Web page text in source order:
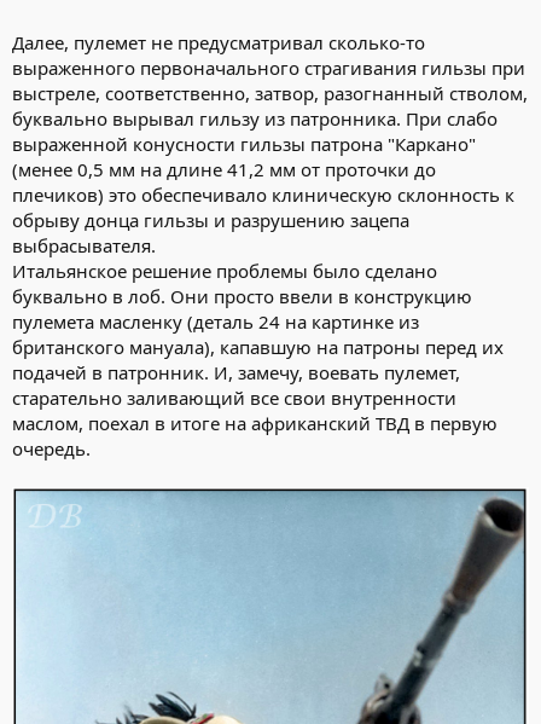
Далее, пулемет не предусматривал сколько-то
выраженного первоначального страгивания гильзы при
выстреле, соответственно, затвор, разогнанный стволом,
буквально вырывал гильзу из патронника. При слабо
выраженной конусности гильзы патрона "Каркано"
(менее 0,5 мм на длине 41,2 мм от проточки до
плечиков) это обеспечивало клиническую склонность к
обрыву донца гильзы и разрушению зацепа
выбрасывателя.
Итальянское решение проблемы было сделано
буквально в лоб. Они просто ввели в конструкцию
пулемета масленку (деталь 24 на картинке из
британского мануала), капавшую на патроны перед их
подачей в патронник. И, замечу, воевать пулемет,
старательно заливающий все свои внутренности
маслом, поехал в итоге на африканский ТВД в первую
очередь.